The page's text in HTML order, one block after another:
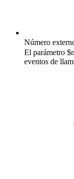
Número
El parámetro
eventos de